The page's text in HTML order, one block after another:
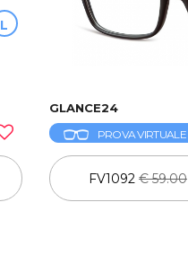
L
GLANCE24
PROVA VIRTUALE
FV1092 € 59.00